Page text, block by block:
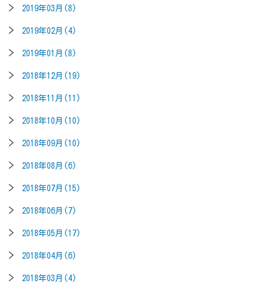
2019年03月(8)
2019年02月(4)
2019年01月(8)
2018年12月(19)
2018年11月(11)
2018年10月(10)
2018年09月(10)
2018年08月(6)
2018年07月(15)
2018年06月(7)
2018年05月(17)
2018年04月(6)
2018年03月(4)